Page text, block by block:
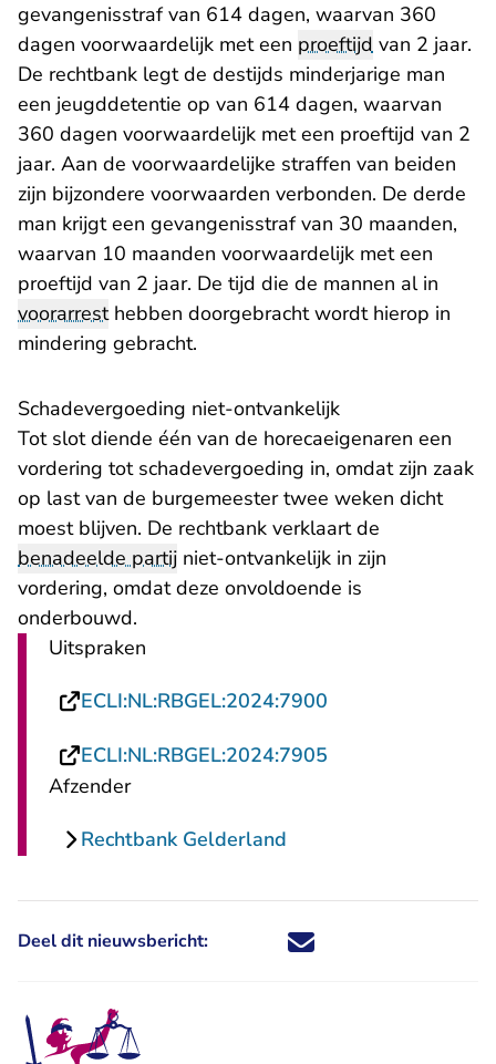
gevangenisstraf van 614 dagen­, waarvan 360
dagen voorwaardelijk met een proeftijd van 2 jaar.
De rechtbank legt de destijds minderjarige man
een jeugddetentie op van 614 dagen­, waarvan
360 dagen voorwaardelijk met een proeftijd van 2
jaar. Aan de voorwaardelijke straffen van beiden
zijn bijzondere voorwaarden verbonden. De derde
man krijgt een gevangenisstraf van 30 maanden,
waarvan 10 maanden voorwaardelijk met een
proeftijd van 2 jaar. De tijd die de mannen al in
voorarresthebben doorgebracht wordt hierop in
mindering gebracht.
Schadevergoeding niet-ontvankelijk
Tot slot diende één van de horecaeigenaren een
vordering tot schadevergoeding in, omdat zijn zaak
op last van de burgemeester twee weken dicht
moest blijven. De rechtbank verklaart de
benadeelde partij niet-ontvankelijk in zijn
vordering, omdat deze onvoldoende is
onderbouwd.
Uitspraken
ECLI:NL:RBGEL:2024:7900
ECLI:NL:RBGEL:2024:7905
Afzender
Rechtbank Gelderland
Deel dit nieuwsbericht: Deel dit nieuwsbericht via X -
Deel dit nieuwsbericht via
Deel dit nieuwsbericht
Deel dit